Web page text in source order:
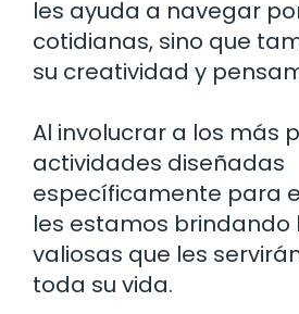
les ayuda a navegar
cotidianas, sino que
su creatividad y
Al involucrar a los más
actividades diseñadas
específicamente para
les estamos
valiosas que les
toda su vida.